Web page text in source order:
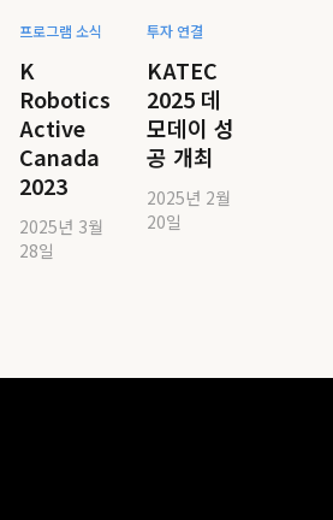
프로그램 소식
K
Robotics
Active
Canada
2023
2025년 3월
28일
투자 연결
KATEC
2025 데
모데이 성
공 개최
2025년 2월
20일